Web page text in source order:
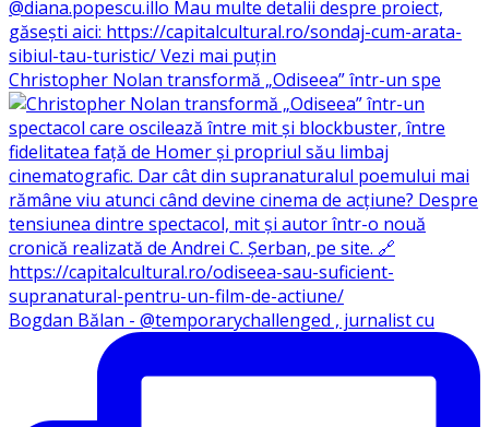
Christopher Nolan transformă „Odiseea” într-un spe
Bogdan Bălan - @temporarychallenged , jurnalist cu